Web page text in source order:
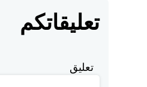
تعليقاتكم
تعليق